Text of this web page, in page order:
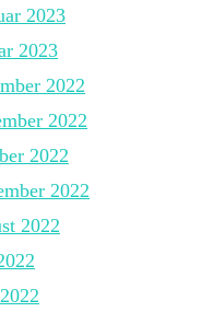
2023
2023
2022
2022
2022
2022
2022